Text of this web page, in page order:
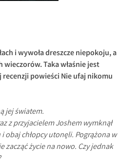
i wywoła dreszcze niepokoju, a
Taka właśnie jest
powieści Nie ufaj nikomu
jej światem.
z przyjacielem Joshem wymknął
obaj chłopcy utonęli. Pogrążona w
zacząć życie na nowo. Czy jednak